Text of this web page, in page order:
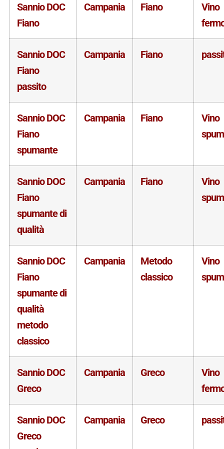
Sannio DOC
Fiano
Campania Fiano
Vino
Sannio DOC
Fiano
passito
Campania Fiano
Sannio DOC
Fiano
spumante
Campania Fiano
Vino
Sannio DOC
Fiano
spumante di
qualità
Campania Fiano
Vino
Sannio DOC
Fiano
spumante di
qualità
metodo
classico
Campania
Metodo
classico
Vino
Sannio DOC
Greco
Campania Greco
Vino
Sannio DOC
Greco
Campania Greco